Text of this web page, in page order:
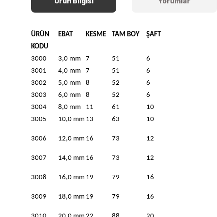
ÜRÜN
KODU
EBAT KESME TAM BOY ŞAFT
3000 3,0 mm 7 51
6
3001
4,0 mm 7 51
6
3002
5,0 mm 8 52
6
3003
6,0 mm 8 52
6
3004
8,0 mm 11 61
10
3005
10,0 mm 13 63 10
3006 12,0 mm 16 73 12
3007 14,0 mm 16 73 12
3008 16,0 mm 19 79 16
3009 18,0 mm 19 79 16